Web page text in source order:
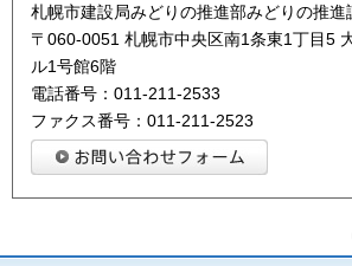
札幌市建設局みどりの推進部みどりの推進
〒060-0051 札幌市中央区南1条東1丁目5
ル1号館6階
電話番号：011-211-2533
ファクス番号：011-211-2523